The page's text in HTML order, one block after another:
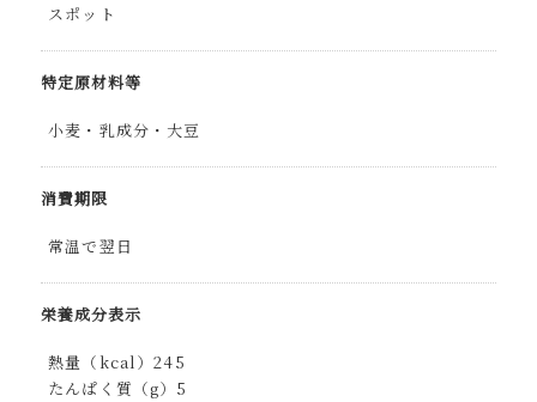
スポット
特定原材料等
小麦・乳成分・大豆
消費期限
常温で翌日
栄養成分表示
熱量（kcal）245
たんぱく質（g）5